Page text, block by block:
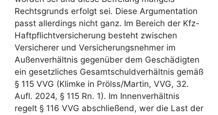
Rechtsgrunds erfolgt sei. Diese Argumentation
passt allerdings nicht ganz. Im Bereich der Kfz-
Haftpflichtversicherung besteht zwischen
Versicherer und Versicherungsnehmer im
Außenverhältnis gegenüber dem Geschädigten
ein gesetzliches Gesamtschuldverhältnis gemäß
§ 115 VVG (Klimke in Prölss/Martin, VVG, 32.
Aufl. 2024, § 115 Rn. 1). Im Innenverhältnis
regelt § 116 VVG abschließend, wer die Last der